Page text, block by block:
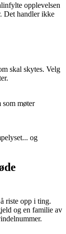
opplevelsen
Det handler ikke
skal skytes. Velg
som møter
og
riste opp i ting.
og en familie av